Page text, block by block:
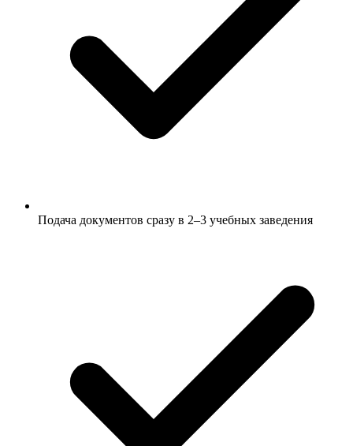
Подача документов сразу в 2–3 учебных заведения